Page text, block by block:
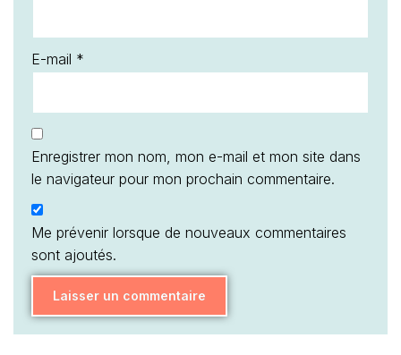
E-mail *
Enregistrer mon nom, mon e-mail et mon site dans
le navigateur pour mon prochain commentaire.
Me prévenir lorsque de nouveaux commentaires
sont ajoutés.